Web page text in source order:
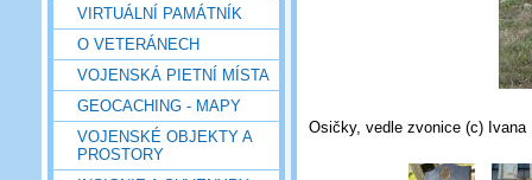
VIRTUÁLNÍ PAMÁTNÍK
O VETERÁNECH
VOJENSKÁ PIETNÍ MÍSTA
GEOCACHING - MAPY
VOJENSKÉ OBJEKTY A
PROSTORY
Osičky, vedle zvonice (c) Ivana